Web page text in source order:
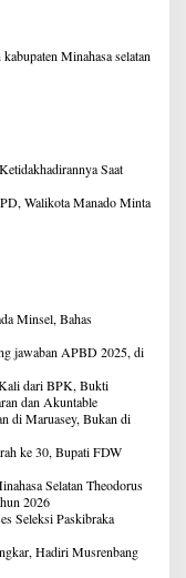
Minahasa selatan
Saat
Walikota Manado Minta
Minsel, Bahas
jawaban APBD 2025, di
dari BPK, Bukti
dan Akuntable
di Maruasey, Bukan di
ke 30, Bupati FDW
Selatan Theodorus
2026
Seleksi Paskibraka
Hadiri Musrenbang